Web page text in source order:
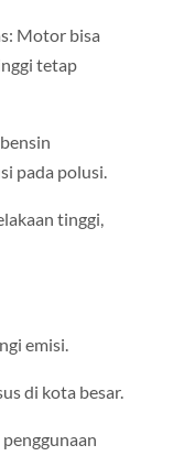
Motor bisa
tetap
pada polusi.
tinggi,
emisi.
di kota besar.